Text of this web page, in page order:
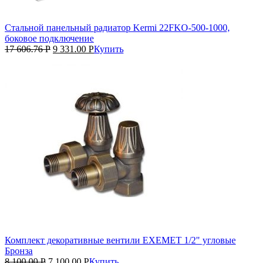
Стальной панельный радиатор Kermi 22FKO‑500‑1000,
боковое подключение
17 606.76Р 9 331.00 РКупить
Комплект декоративные вентили EXEMET 1/2" угловые
Бронза